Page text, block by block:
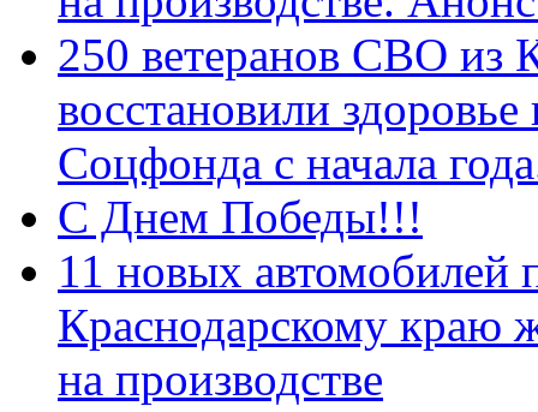
250 ветеранов СВО из
восстановили
Соцфонда с начала
С Днем Победы!!!
11 новых автомобилей
Краснодарскому краю
на производстве